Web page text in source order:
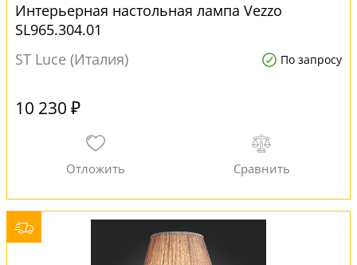
Интерьерная настольная лампа Vezzo
SL965.304.01
ST Luce (Италия)
По запросу
10 230 ₽